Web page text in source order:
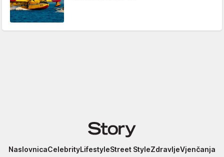
Story
NaslovnicaCelebrityLifestyleStreet StyleZdravljeVjenčanja